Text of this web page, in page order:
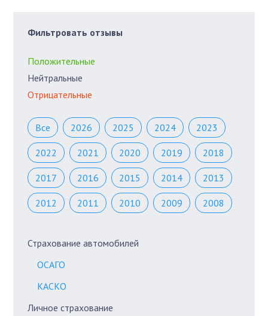
Фильтровать отзывы
Положительные
Нейтральные
Отрицательные
Все 2026 2025 2024 2023
2022 2021 2020 2019 2018
2017 2016 2015 2014 2013
2012 2011 2010 2009 2008
Страхование автомобилей
ОСАГО
КАСКО
Личное страхование